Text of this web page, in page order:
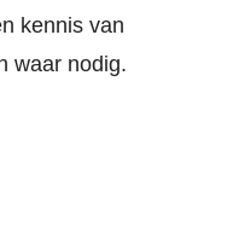
kennis van
waar nodig.